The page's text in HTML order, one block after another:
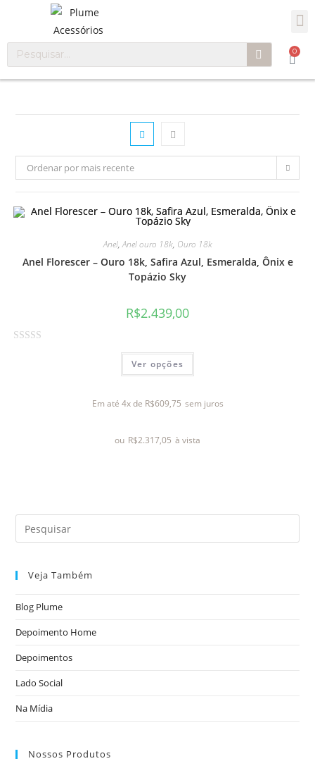
0
Ordenar por mais recente
Anel,Anel ouro 18k, Ouro 18k
Anel Florescer – Ouro 18k, Safira Azul, Esmeralda, Ônix e
Topázio Sky
R$2.439,00
Ver opções
Em até 4x de R$609,75 sem juros
ou R$2.317,05 à vista
Veja Também
Blog Plume
Depoimento Home
Depoimentos
Lado Social
Na Mídia
Nossos Produtos